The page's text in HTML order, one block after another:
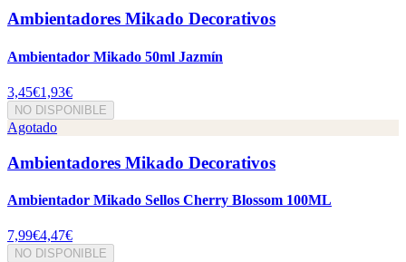
Ambientadores Mikado Decorativos
Ambientador Mikado 50ml Jazmín
3,45€1,93€
NO DISPONIBLE
Agotado
Ambientadores Mikado Decorativos
Ambientador Mikado Sellos Cherry Blossom 100ML
7,99€4,47€
NO DISPONIBLE